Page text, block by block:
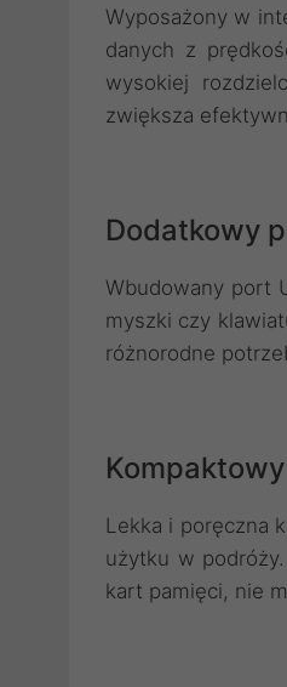
Wyposażony w
danych z
wysokiej
zwiększa
Dodatkowy
Wbudowany port
myszki czy
różnorodne
Kompaktowy
Lekka i poręczna
użytku w
kart pamięci, nie